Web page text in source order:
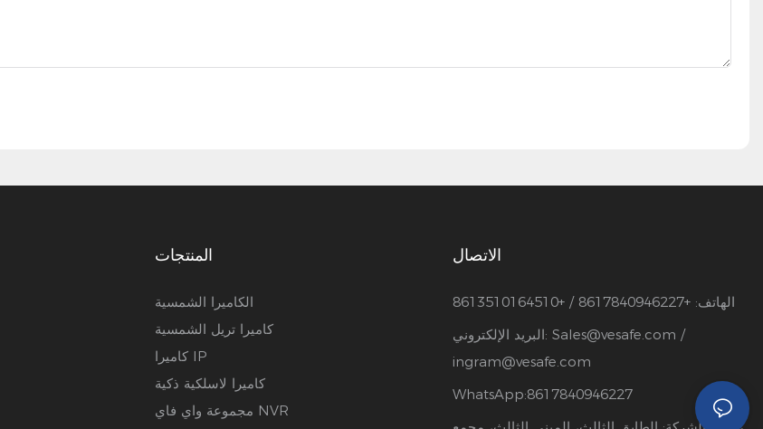
المنتجات
الكاميرا الشمسية
كاميرا تريل الشمسية
كاميرا IP
كاميرا لاسلكية ذكية
مجموعة واي فاي NVR
الاتصال
الهاتف: +8617840946227 / +8613510164510
البريد الإلكتروني: Sales@vesafe.com /
ingram@vesafe.com
WhatsApp:8617840946227